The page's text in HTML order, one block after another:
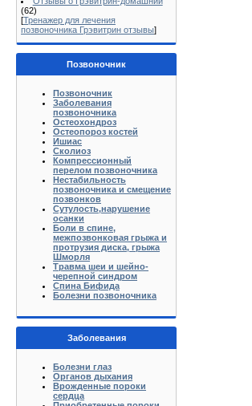
(62)
[Тренажер для лечения
позвоночника Грэвитрин отзывы]
Позвоночник
Позвоночник
Заболевания
позвоночника
Остеохондроз
Остеопороз костей
Ишиас
Сколиоз
Компрессионный
перелом позвоночника
Нестабильность
позвоночника и смещение
позвонков
Сутулость,нарушение
осанки
Боли в спине,
межпозвонковая грыжа и
протрузия диска, грыжа
Шморля
Травма шеи и шейно-
черепной синдром
Спина Бифида
Болезни позвоночника
Заболевания
Болезни глаз
Органов дыхания
Врожденные пороки
сердца